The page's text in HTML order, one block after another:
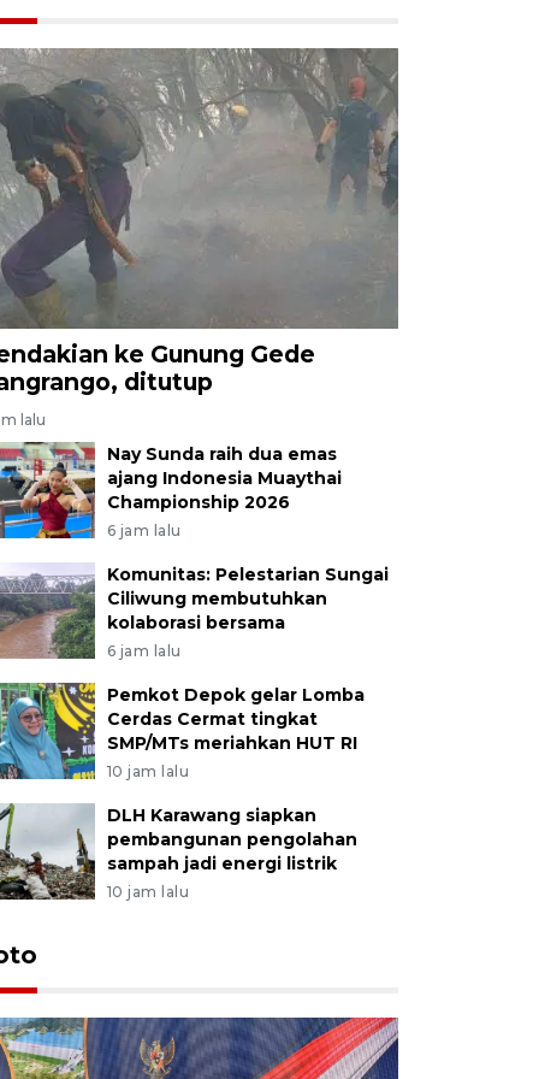
ke Gunung Gede
ditutup
lalu
Nay Sunda raih dua emas
ajang Indonesia Muaythai
Championship 2026
6 jam lalu
Komunitas: Pelestarian Sungai
Ciliwung membutuhkan
kolaborasi bersama
6 jam lalu
Pemkot Depok gelar Lomba
Cerdas Cermat tingkat
SMP/MTs meriahkan HUT RI
10 jam lalu
DLH Karawang siapkan
pembangunan pengolahan
sampah jadi energi listrik
10 jam lalu